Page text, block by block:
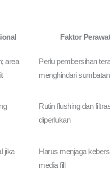
Faktor
area
Perlu pembersihan
menghindari sumbatan
Rutin flushing dan
diperlukan
jika
Harus menjaga
media fill